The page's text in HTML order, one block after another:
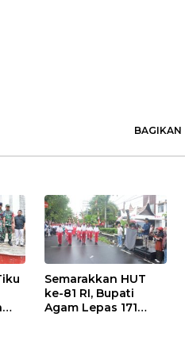
BAGIKAN
Semarakkan HUT
ke-81 RI, Bupati
Agam Lepas 171